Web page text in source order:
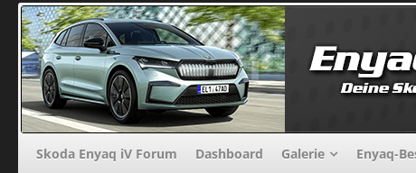
Skoda Enyaq iV Forum Dashboard Galerie Enyaq-